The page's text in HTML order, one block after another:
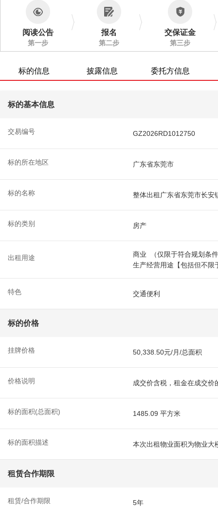
阅读公告
第一步
报名
第二步
交保证金
第三步
标的信息 披露信息 委托方信息
标的基本信息
交易编号 GZ2026RD1012750
标的所在地区 广东省东莞市
标的名称 整体出租广东省东莞市长安
标的类别 房产
出租用途
商业 （仅限于符合规划条
生产经营用途【包括但不限
特色 交通便利
标的价格
挂牌价格 50,338.50元/月/总面积
价格说明 成交价含税，租金在成交
标的面积(总面积) 1485.09 平方米
标的面积描述 本次出租物业面积为物业大
租赁合作期限
租赁/合作期限 5年